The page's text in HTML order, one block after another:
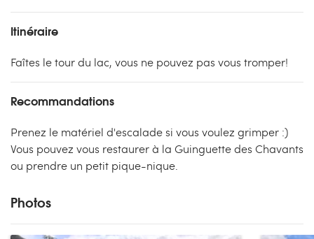
Itinéraire
Faîtes le tour du lac, vous ne pouvez pas vous tromper!
Recommandations
Prenez le matériel d'escalade si vous voulez grimper :)
Vous pouvez vous restaurer à la Guinguette des Chavants
ou prendre un petit pique-nique.
Photos